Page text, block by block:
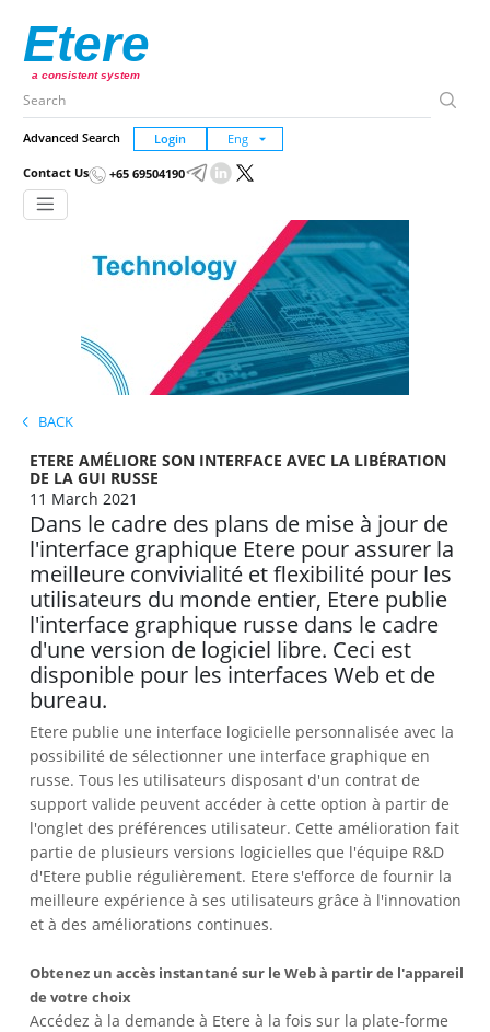
Etere
a consistent system
Advanced Search Login
Contact Us +65 69504190
BACK
ETERE AMÉLIORE SON INTERFACE AVEC LA LIBÉRATION
DE LA GUI RUSSE
11 March 2021
Dans le cadre des plans de mise à jour de
l'interface graphique Etere pour assurer la
meilleure convivialité et flexibilité pour les
utilisateurs du monde entier, Etere publie
l'interface graphique russe dans le cadre
d'une version de logiciel libre. Ceci est
disponible pour les interfaces Web et de
bureau.
Etere publie une interface logicielle personnalisée avec la
possibilité de sélectionner une interface graphique en
russe. Tous les utilisateurs disposant d'un contrat de
support valide peuvent accéder à cette option à partir de
l'onglet des préférences utilisateur. Cette amélioration fait
partie de plusieurs versions logicielles que l'équipe R&D
d'Etere publie régulièrement. Etere s'efforce de fournir la
meilleure expérience à ses utilisateurs grâce à l'innovation
et à des améliorations continues.
Obtenez un accès instantané sur le Web à partir de l'appareil
de votre choix
Accédez à la demande à Etere à la fois sur la plate-forme